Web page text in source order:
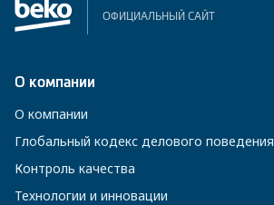
ОФИЦИАЛЬНЫЙ САЙТ
О компании
О компании
Глобальный кодекс делового поведения
Контроль качества
Технологии и инновации